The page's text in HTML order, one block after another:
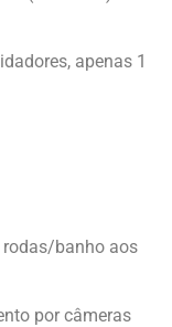
apenas 1
rodas/banho aos
por câmeras